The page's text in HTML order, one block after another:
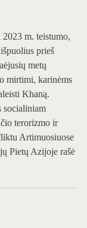
m. teistumo,
prieš
metų
mirtimi, karinėms
Khaną.
socialiniam
terorizmo ir
Artimuosiuose
Pietų Azijoje rašė